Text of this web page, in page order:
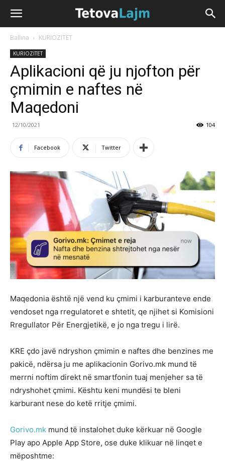
Ballina KURIOZITET
KURIOZITET
Aplikacioni që ju njofton për
çmimin e naftes në
Maqedoni
12/10/2021 104
Facebook Twitter
Maqedonia është një vend ku çmimi i karburanteve ende
vendoset nga rregulatoret e shtetit, qe njihet si Komisioni
Rregullator Për Energjetikë, e jo nga tregu i lirë.
KRE çdo javë ndryshon çmimin e naftes dhe benzines me
pakicë, ndërsa ju me aplikacionin Gorivo.mk mund të
merrni noftim direkt në smartfonin tuaj menjeher sa të
ndryshohet çmimi. Kështu keni mundësi te bleni
karburant nese do ketë rritje çmimi.
Gorivo.mk mund të instalohet duke kërkuar në Google
Play apo Apple App Store, ose duke klikuar në linqet e
mëposhtme: